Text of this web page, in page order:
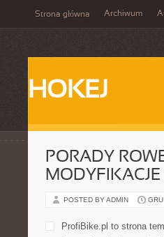
Strona główna Archiwum
HOKEJ
PORADY
POSTED BY ADMIN
ProfiBike.pl to strona